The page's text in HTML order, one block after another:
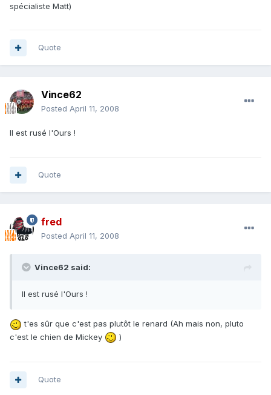
spécialiste Matt)
Quote
Vince62
Posted April 11, 2008
Il est rusé l'Ours !
Quote
fred
Posted April 11, 2008
Vince62 said:
Il est rusé l'Ours !
t'es sûr que c'est pas plutôt le renard (Ah mais non, pluto
c'est le chien de Mickey
)
Quote